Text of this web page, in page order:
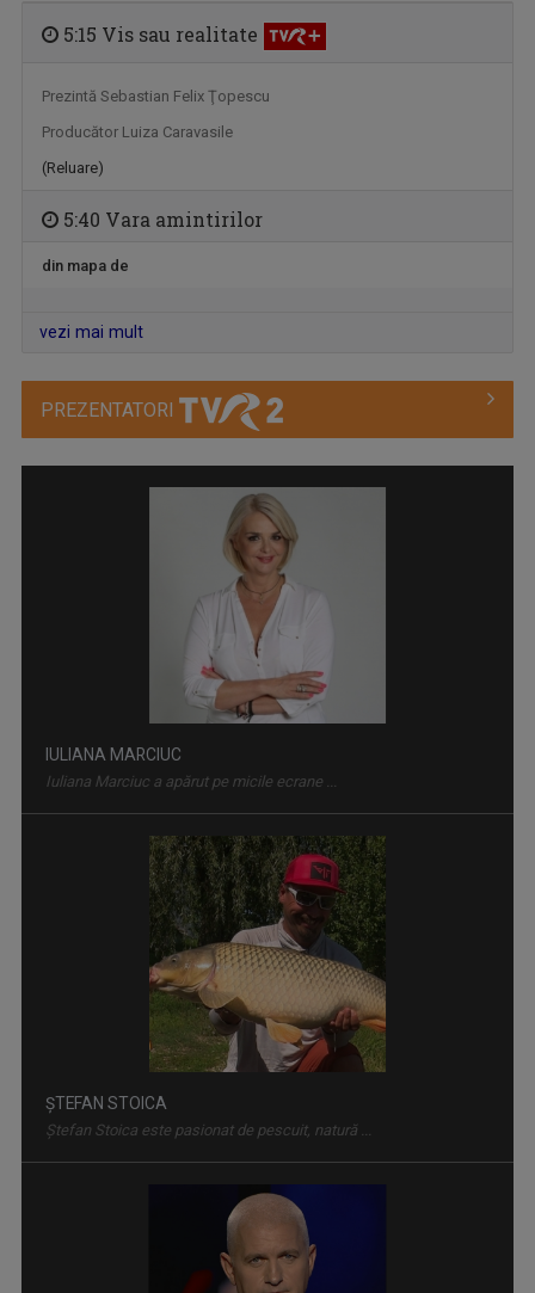
EDUCAȚIA LA PUTERE
„Generația Fit” promovează mișcarea ca stil de ...
Început în 1991, „Memorialul Durerii” a ...
Nimic despre noi fără noi! - aceasta este ...
5:15 Vis sau realitate
Prezintă Sebastian Felix Ţopescu
Producător Luiza Caravasile
(Reluare)
5:40 Vara amintirilor
din mapa de
vezi mai mult
PREZENTATORI
IULIANA MARCIUC
Iuliana Marciuc a apărut pe micile ecrane ...
ȘTEFAN STOICA
Ștefan Stoica este pasionat de pescuit, natură ...